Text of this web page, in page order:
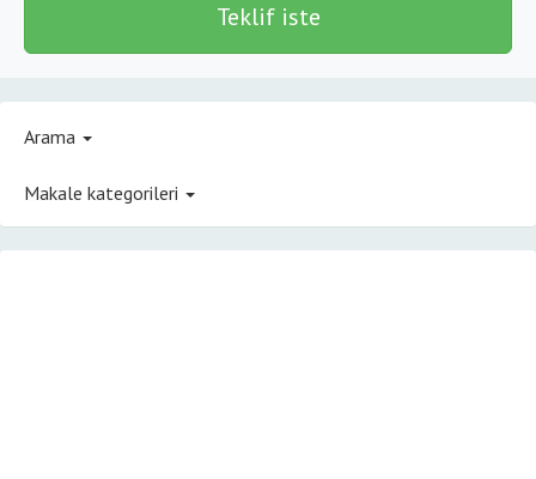
Teklif iste
Arama
Makale kategorileri